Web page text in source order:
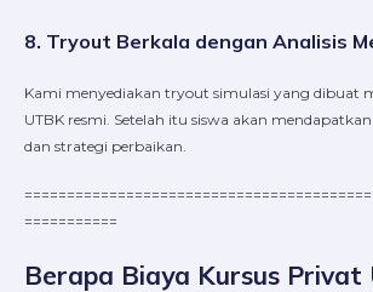
8. Tryout Berkala dengan Analisis
Kami menyediakan tryout simulasi yang dibuat
UTBK resmi. Setelah itu siswa akan
dan strategi perbaikan.
===========
Berapa Biaya Kursus Privat